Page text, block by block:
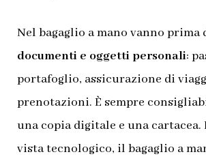
Nel bagaglio a mano vanno
documenti e oggetti personali:
portafoglio, assicurazione di
prenotazioni. È sempre
una copia digitale e una cartacea.
vista tecnologico, il bagaglio a